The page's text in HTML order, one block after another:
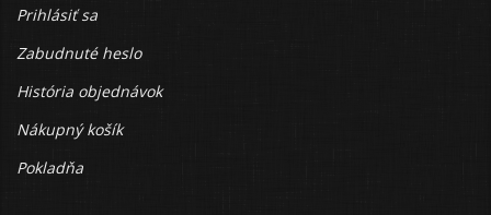
Prihlásiť sa
Zabudnuté heslo
História objednávok
Nákupný košík
Pokladňa